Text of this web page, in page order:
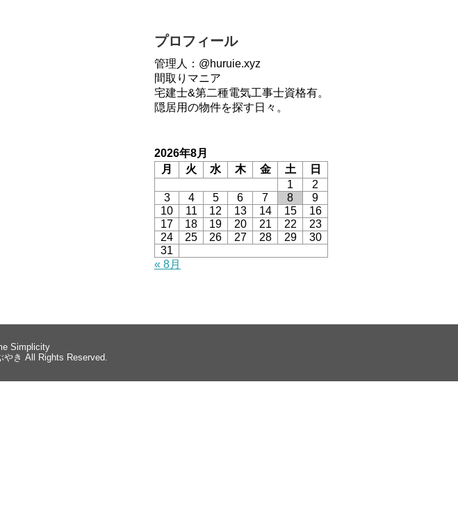
プロフィール
管理人：@huruie.xyz
間取りマニア
宅建士&第二種電気工事士資格有。
隠居用の物件を探す日々。
2026年8月
月
火 水 木 金 土
日
1
2
3
4 5 6 7 8
9
10
11 12 13 14 15
16
17
18 19 20 21 22
23
24
25 26 27 28 29
30
31
« 8月
Simplicity
やき All Rights Reserved.